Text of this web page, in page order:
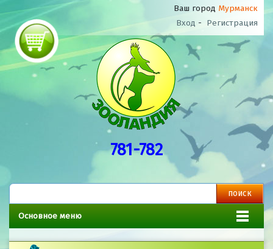
Ваш город Мурманск
Вход - Регистрация
781-782
Основное меню